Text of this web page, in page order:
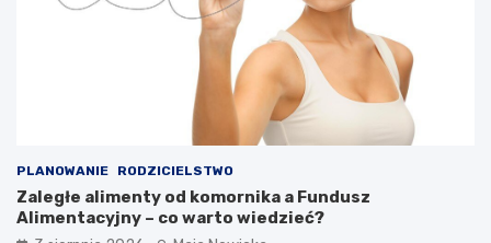
PLANOWANIE RODZICIELSTWO
Zaległe alimenty od komornika a Fundusz
Alimentacyjny – co warto wiedzieć?